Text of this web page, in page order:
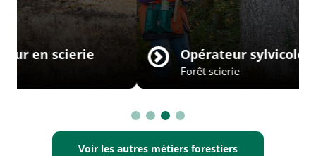
Opérateur sylvicole
Voir les autres métiers forestiers